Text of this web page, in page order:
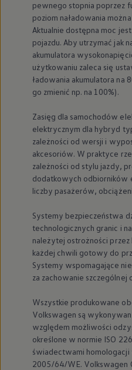
pewnego stopnia poprzez
poziom naładowania
Aktualnie dostępna moc
pojazdu. Aby utrzymać jak
akumulatora
użytkowaniu zaleca się
ładowania akumulatora na
go zmienić np. na 100%).
Zasięg dla samochodów
elektrycznym dla hybryd
zależności od wersji i
akcesoriów. W praktyce
zależności od stylu jazdy,
dodatkowych odbiorników
liczby pasażerów,
Systemy bezpieczeństwa
technologicznych granic i
należytej ostrożności
każdej chwili gotowy do
Systemy wspomagające
za zachowanie szczególnej
Wszystkie produkowane
Volkswagen są
względem możliwości
określone w normie ISO
świadectwami
2005/64/WE. Volkswagen